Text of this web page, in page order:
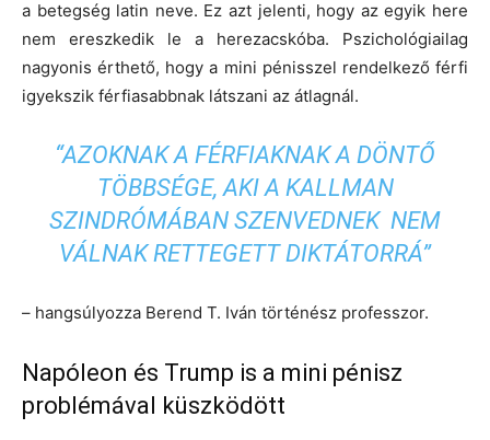
a betegség latin neve. Ez azt jelenti, hogy az egyik here
nem ereszkedik le a herezacskóba. Pszichológiailag
nagyonis érthető, hogy a mini pénisszel rendelkező férfi
igyekszik férfiasabbnak látszani az átlagnál.
“AZOKNAK A FÉRFIAKNAK A DÖNTŐ
TÖBBSÉGE, AKI A KALLMAN
SZINDRÓMÁBAN SZENVEDNEK NEM
VÁLNAK RETTEGETT DIKTÁTORRÁ”
– hangsúlyozza Berend T. Iván történész professzor.
Napóleon és Trump is a mini pénisz
problémával küszködött